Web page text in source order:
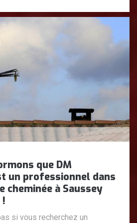
que DM
un professionnel dans
cheminée à Saussey
si vous recherchez un